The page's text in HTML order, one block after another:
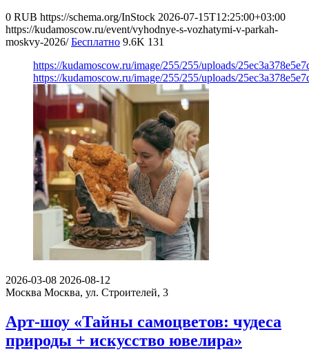
0 RUB https://schema.org/InStock 2026-07-15T12:25:00+03:00
https://kudamoscow.ru/event/vyhodnye-s-vozhatymi-v-parkah-
moskvy-2026/ Бесплатно 9.6K 131
https://kudamoscow.ru/image/255/255/uploads/
https://kudamoscow.ru/image/255/255/uploads/
2026-03-08 2026-08-12
Москва Москва, ул. Строителей, 3
Арт-шоу «Тайны самоцветов: чудеса
природы + искусство ювелира»